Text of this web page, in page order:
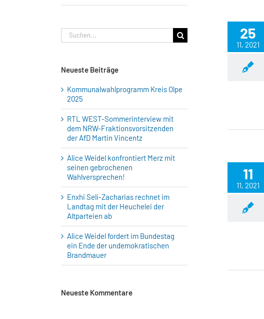
25
11, 2021
11
11, 2021
Suche
nach:
Neueste Beiträge
Kommunalwahlprogramm Kreis Olpe
2025
RTL WEST-Sommerinterview mit
dem NRW-Fraktionsvorsitzenden
der AfD Martin Vincentz
Alice Weidel konfrontiert Merz mit
seinen gebrochenen
Wahlversprechen!
Enxhi Seli-Zacharias rechnet im
Landtag mit der Heuchelei der
Altparteien ab
Alice Weidel fordert im Bundestag
ein Ende der undemokratischen
Brandmauer
Neueste Kommentare